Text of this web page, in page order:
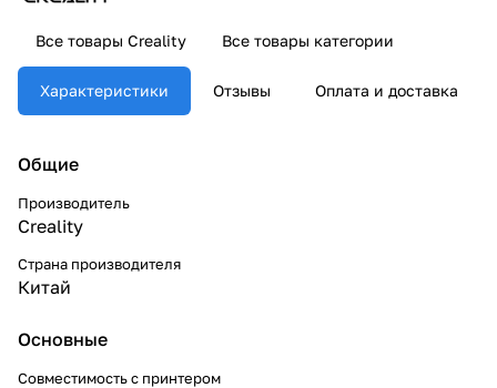
Все товары Creality Все товары категории
Характеристики Отзывы Оплата и доставка
Общие
Производитель
Creality
Страна производителя
Китай
Основные
Совместимость с принтером